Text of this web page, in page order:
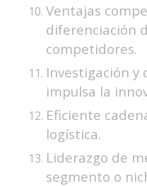
Ventajas
diferenciación
competidores.
Investigación y
impulsa la
Eficiente
logística.
Liderazgo de
segmento o